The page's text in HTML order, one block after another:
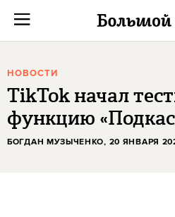
НОВОСТИ
TikTok начал
функцию
БОГДАН МУЗЫЧЕНКО, 20 ЯНВАРЯ